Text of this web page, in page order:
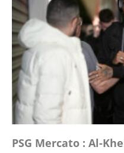
PSG Mercato : Al-